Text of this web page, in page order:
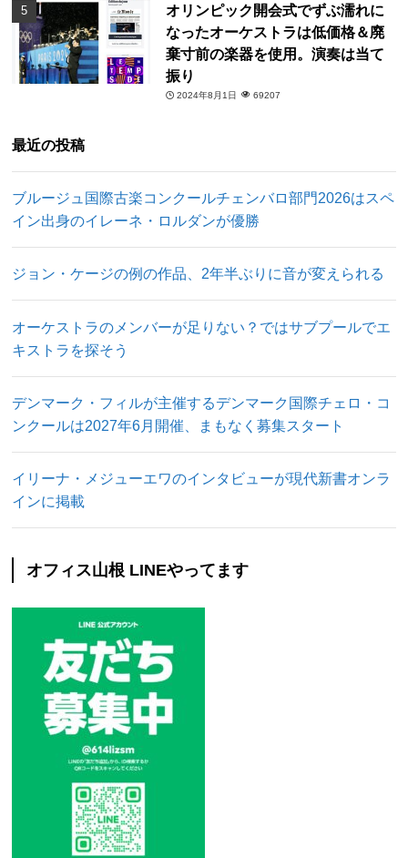
オリンピック開会式でずぶ濡れに
なったオーケストラは低価格＆廃
棄寸前の楽器を使用。演奏は当て
振り
2024年8月1日 69207
最近の投稿
ブルージュ国際古楽コンクールチェンバロ部門2026はスペ
イン出身のイレーネ・ロルダンが優勝
ジョン・ケージの例の作品、2年半ぶりに音が変えられる
オーケストラのメンバーが足りない？ではサブプールでエ
キストラを探そう
デンマーク・フィルが主催するデンマーク国際チェロ・コ
ンクールは2027年6月開催、まもなく募集スタート
イリーナ・メジューエワのインタビューが現代新書オンラ
インに掲載
オフィス山根 LINEやってます